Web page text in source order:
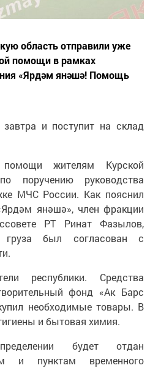
область отправили уже
помощи в рамках
«Ярдәм янәшә! Помощь
и поступит на склад
помощи жителям Курской
поручению руководства
МЧС России. Как пояснил
янәшә», член фракции
РТ Ринат Фазылов,
груза был согласован с
республики. Средства
фонд «Ак Барс
необходимые товары. В
и бытовая химия.
будет отдан
и пунктам временного